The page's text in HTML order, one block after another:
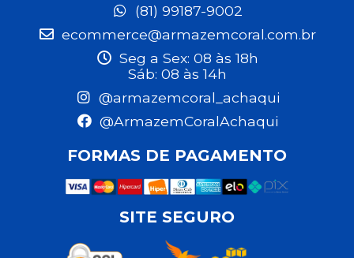
(81) 99187-9002
ecommerce@armazemcoral.com.br
Seg a Sex: 08 às 18h
Sáb: 08 às 14h
@armazemcoral_achaqui
@ArmazemCoralAchaqui
FORMAS DE PAGAMENTO
SITE SEGURO